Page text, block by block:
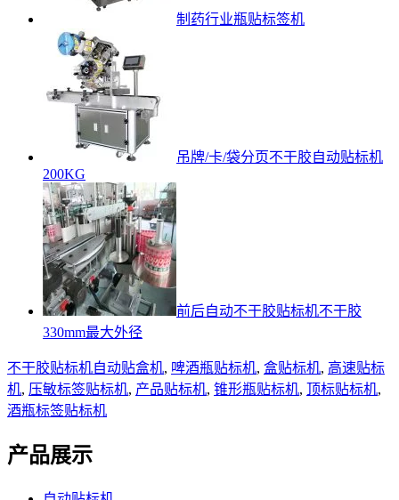
制药行业瓶贴标签机
吊牌/卡/袋分页不干胶自动贴标机
200KG
前后自动不干胶贴标机不干胶
330mm最大外径
不干胶贴标机自动贴盒机, 啤酒瓶贴标机, 盒贴标机, 高速贴标
机, 压敏标签贴标机, 产品贴标机, 锥形瓶贴标机, 顶标贴标机,
酒瓶标签贴标机
产品展示